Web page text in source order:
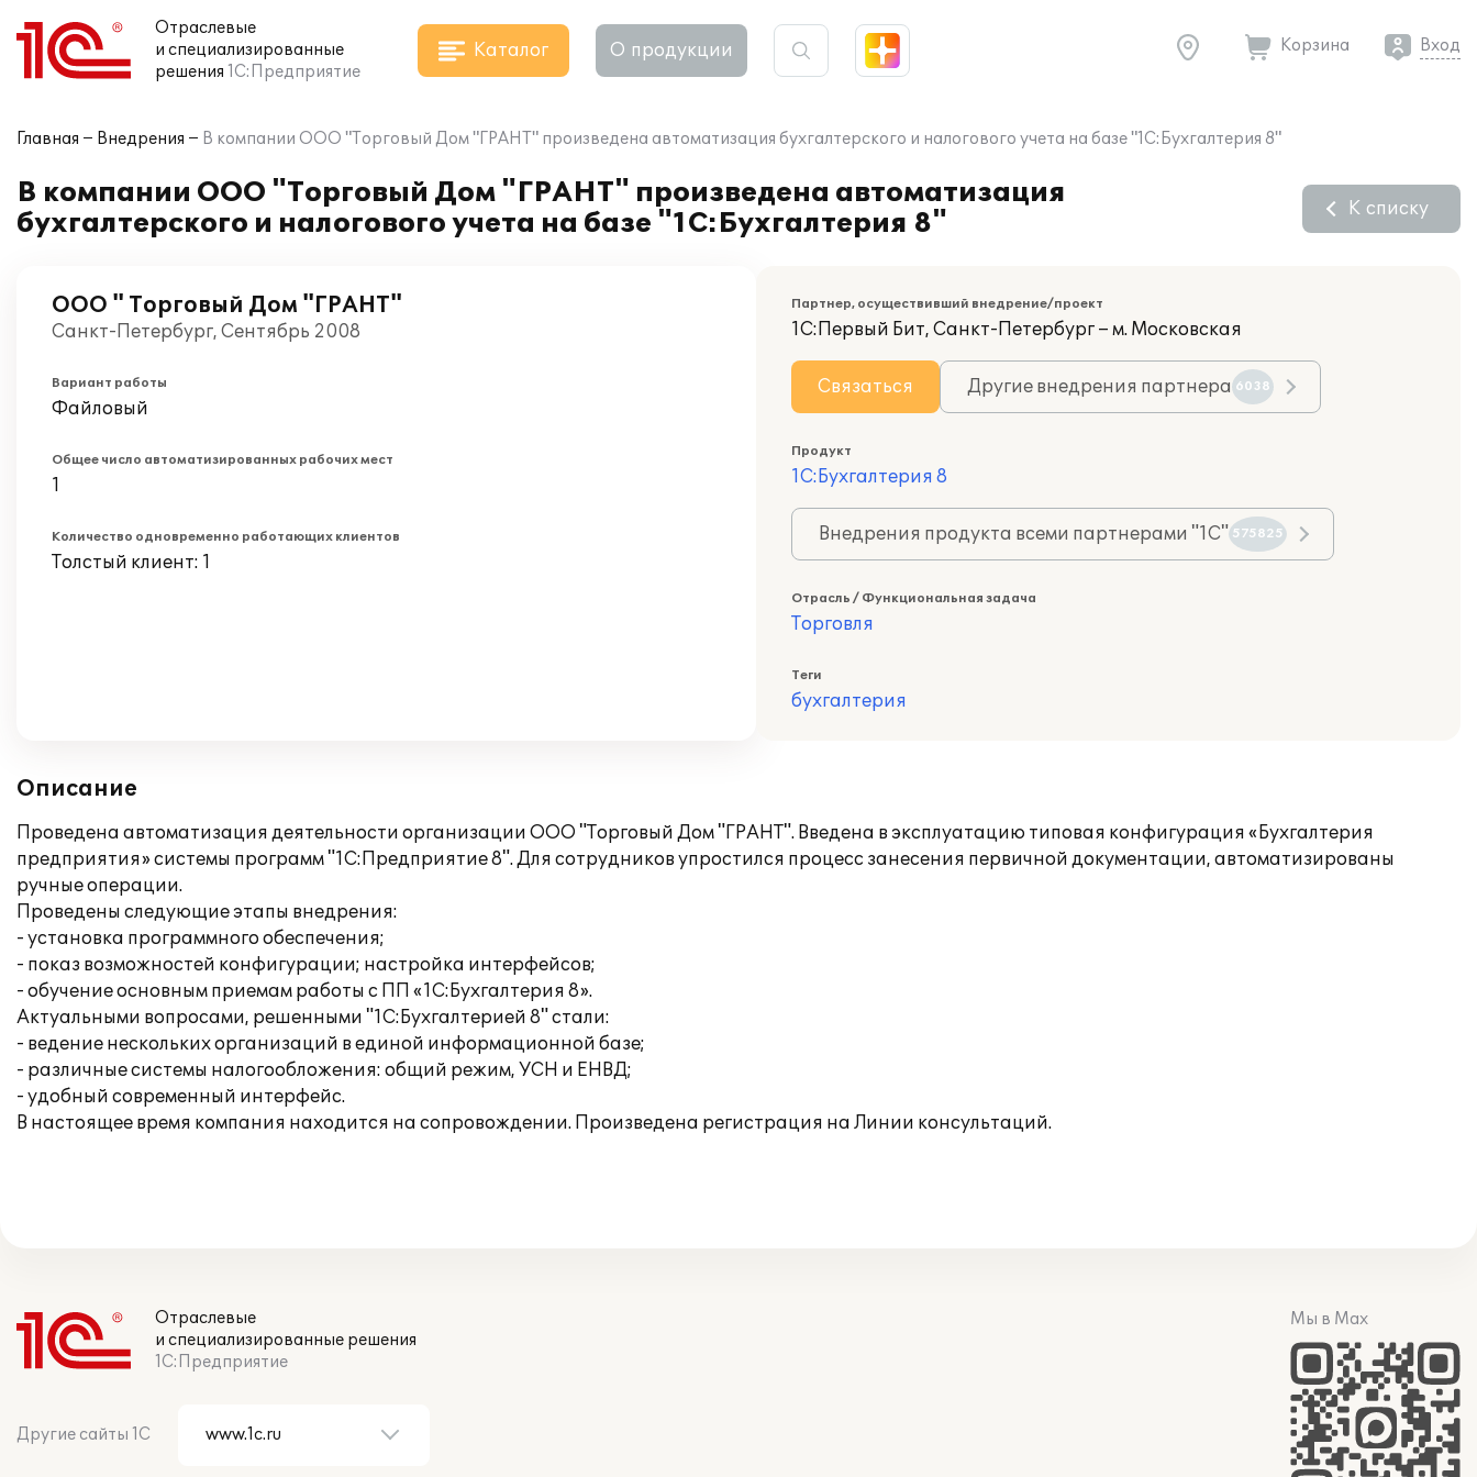
Отраслевые
и специализированные
решения 1С:Предприятие
Каталог О продукции Корзина Вход
Главная Внедрения В компании ООО "Торговый Дом "ГРАНТ" произведена автоматизация бухгалтерского и налогового учета на базе "1С:Бухгалтерия 8"
В компании ООО "Торговый Дом "ГРАНТ" произведена автоматизация
бухгалтерского и налогового учета на базе "1С:Бухгалтерия 8"
К списку
ООО " Торговый Дом "ГРАНТ"
Санкт-Петербург, Сентябрь 2008
Вариант работы
Файловый
Общее число автоматизированных рабочих мест
1
Количество одновременно работающих клиентов
Толстый клиент: 1
Партнер, осуществивший внедрение/проект
1С:Первый Бит, Санкт-Петербург – м. Московская
Связаться Другие внедрения партнера 6038
Продукт
1С:Бухгалтерия 8
Внедрения продукта всеми партнерами "1С" 575825
Отрасль / Функциональная задача
Торговля
Теги
бухгалтерия
Описание
Проведена автоматизация деятельности организации ООО "Торговый Дом "ГРАНТ". Введена в эксплуатацию типовая конфигурация «Бухгалтерия
предприятия» системы программ "1С:Предприятие 8". Для сотрудников упростился процесс занесения первичной документации, автоматизированы
ручные операции.
Проведены следующие этапы внедрения:
- установка программного обеспечения;
- показ возможностей конфигурации; настройка интерфейсов;
- обучение основным приемам работы с ПП «1С:Бухгалтерия 8».
Актуальными вопросами, решенными "1С:Бухгалтерией 8" стали:
- ведение нескольких организаций в единой информационной базе;
- различные системы налогообложения: общий режим, УСН и ЕНВД;
- удобный современный интерфейс.
В настоящее время компания находится на сопровождении. Произведена регистрация на Линии консультаций.
Отраслевые
и специализированные решения
1С:Предприятие
Другие сайты 1С
Мы в Max